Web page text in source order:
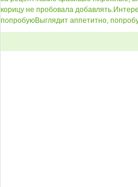
корицу не пробовала добавлять.
попробуюВыглядит аппетитно,